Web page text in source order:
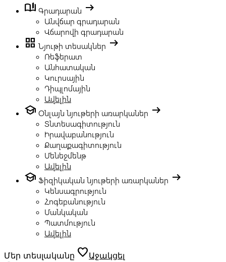
book_ribbon Գրադարան arrow_right_alt
Անվճար գրադարան
Վճարովի գրադարան
grid_view Նյութի տեսակներ arrow_right_alt
Ռեֆերատ
Անհատական
Կուրսային
Դիպլոմային
Ավելին
school Օնլայն նյութերի առարկաներ arrow_right_alt
Տնտեսագիտություն
Իրավաբանություն
Քաղաքագիտություն
Մենեջմենթ
Ավելին
school Ֆիզիկական նյութերի առարկաներ arrow_right_alt
Կենսագրություն
Հոգեբանություն
Մանկական
Պատմություն
Ավելին
Մեր տեսլականը favoriteԱջակցել